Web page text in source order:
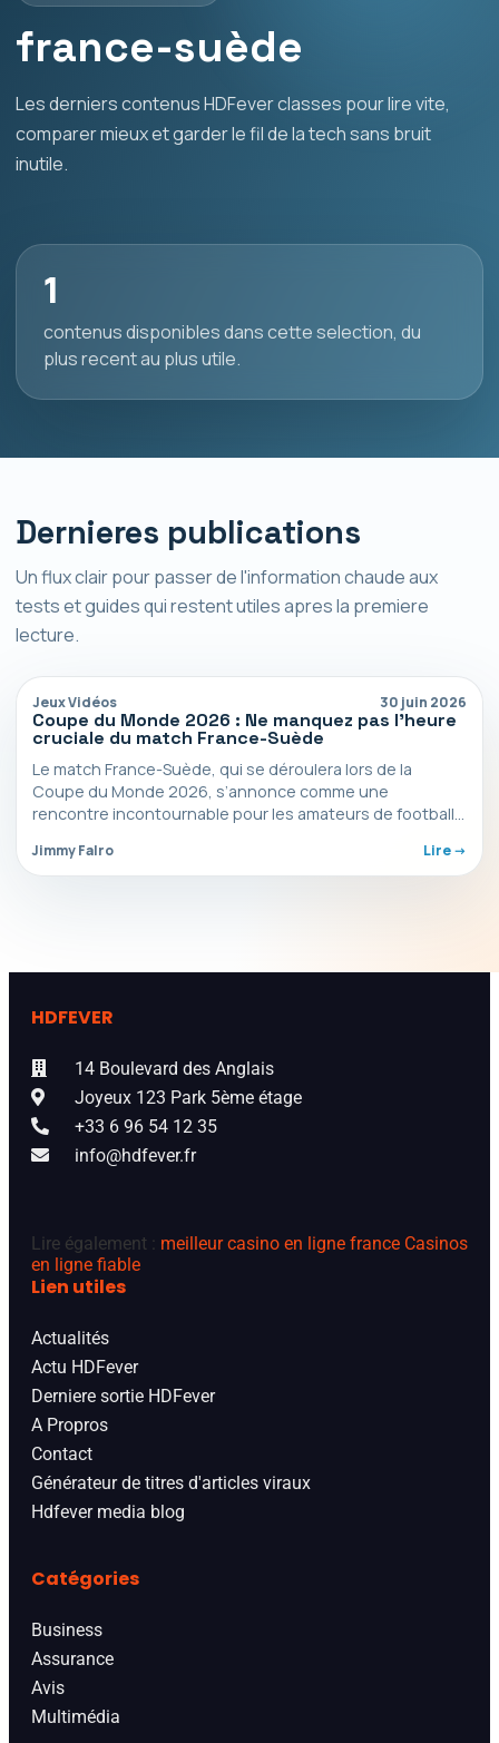
france-suède
Les derniers contenus HDFever classes pour lire vite,
comparer mieux et garder le fil de la tech sans bruit
inutile.
1
contenus disponibles dans cette selection, du
plus recent au plus utile.
Dernieres publications
Un flux clair pour passer de l'information chaude aux
tests et guides qui restent utiles apres la premiere
lecture.
Jeux Vidéos 30 juin 2026
Coupe du Monde 2026 : Ne manquez pas l’heure
cruciale du match France-Suède
Le match France-Suède, qui se déroulera lors de la
Coupe du Monde 2026, s’annonce comme une
rencontre incontournable pour les amateurs de football.
Jimmy Falro Lire ->
HDFEVER
14 Boulevard des Anglais
Joyeux 123 Park 5ème étage
+33 6 96 54 12 35
info@hdfever.fr
Lire également : meilleur casino en ligne france Casinos
en ligne fiable
Lien utiles
Actualités
Actu HDFever
Derniere sortie HDFever
A Propros
Contact
Générateur de titres d'articles viraux
Hdfever media blog
Catégories
Business
Assurance
Avis
Multimédia